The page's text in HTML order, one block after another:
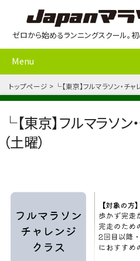
ゼロから始めるランニングスクール。
Menu
トップページ └【東京】フルマラソン・チャ
└【東京】フルマラソン
（土曜）